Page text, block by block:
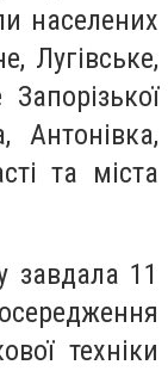
населених
Лугівське,
Антонівка,
та міста
завдала 11
техніки